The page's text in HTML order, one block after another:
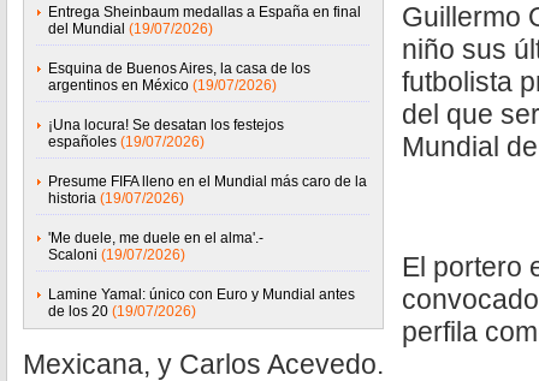
Entrega Sheinbaum medallas a España en final
del Mundial (19/07/2026)
Esquina de Buenos Aires, la casa de los
argentinos en México (19/07/2026)
¡Una locura! Se desatan los festejos
españoles (19/07/2026)
Presume FIFA lleno en el Mundial más caro de la
historia (19/07/2026)
'Me duele, me duele en el alma'.-
Scaloni (19/07/2026)
Lamine Yamal: único con Euro y Mundial antes
de los 20 (19/07/2026)
Guillermo
niño sus
futbolista
del que
Mundial
El portero
perfila
Mexicana, y Carlos Acevedo.